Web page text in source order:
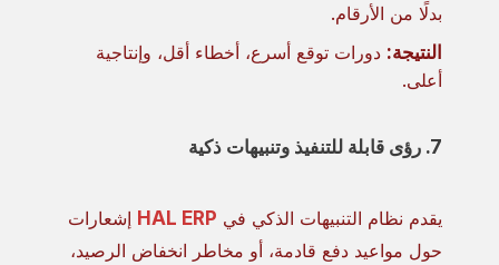
بدلًا من الأرقام.
النتيجة: دورات توقع أسرع، أخطاء أقل، وإنتاجية
أعلى.
7. رؤى قابلة للتنفيذ وتنبيهات ذكية
يقدم نظام التنبيهات الذكي في HAL ERP إشعارات
حول مواعيد دفع قادمة، أو مخاطر انخفاض الرصيد،